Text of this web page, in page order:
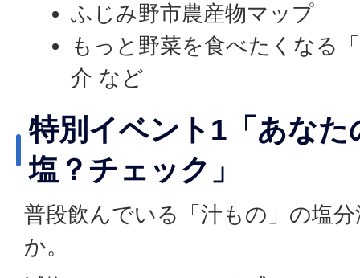
ふじみ野市農産物マップ
もっと野菜を食べたくなる
介 など
特別イベント1「あなた
塩？チェック」
普段飲んでいる「汁もの」の塩
か。